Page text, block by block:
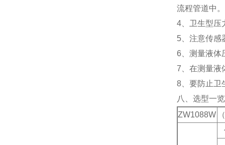
流程管道中。
4、卫生型压
5、注意传感
6、测量液体
7、在测量液
8、要防止卫
八、选型一
ZW1088W